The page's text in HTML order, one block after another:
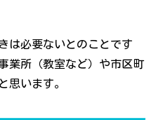
は必要ないとのことです
業所（教室など）や市区町
思います。